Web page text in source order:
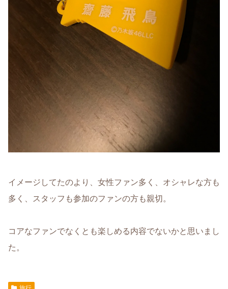
イメージしてたのより、女性ファン多く、オシャレな方も
多く、スタッフも参加のファンの方も親切。
コアなファンでなくとも楽しめる内容でないかと思いまし
た。